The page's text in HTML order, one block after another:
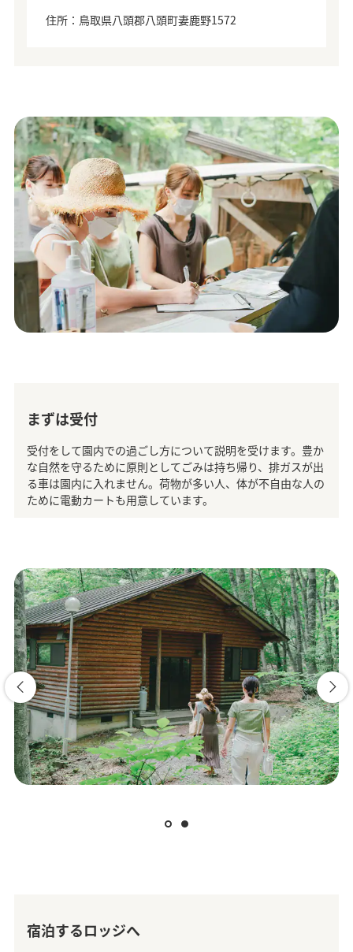
住所：鳥取県八頭郡八頭町妻鹿野1572
まずは受付
受付をして園内での過ごし方について説明を受けます。豊か
な自然を守るために原則としてごみは持ち帰り、排ガスが出
る車は園内に入れません。荷物が多い人、体が不自由な人の
ために電動カートも用意しています。
宿泊するロッジへ